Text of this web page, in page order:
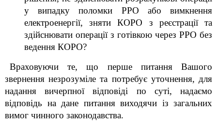
у випадку поломки РРО або вимкнення
електроенергії, зняти КОРО з реєстрації та
здійснювати операції з готівкою через РРО без
ведення КОРО?
Враховуючи те, що перше питання Вашого
звернення незрозуміле та потребує уточнення, для
надання вичерпної відповіді по суті, надаємо
відповідь на дане питання виходячи із загальних
вимог чинного законодавства.